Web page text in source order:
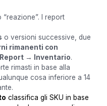
I report
o versioni successive, due
rimanenti con
→ Inventario.
rimasti in base alla
cosa inferiore a 14
classifica gli SKU in base